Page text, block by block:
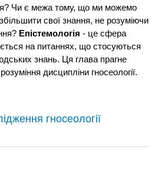
Чи є межа тому, що ми можемо
свої знання, не розуміючи
Епістемологія - це сфера
на питаннях, що стосуються
знань. Ця глава прагне
дисципліни гносеології.
гносеології